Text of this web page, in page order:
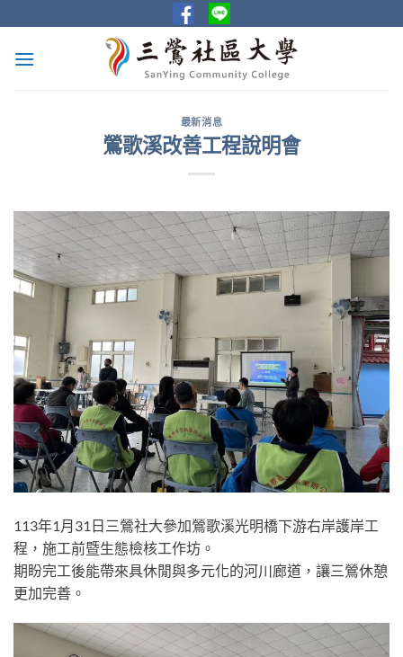
to
content
最新消息
鶯歌溪改善工程說明會
113年1月31日三鶯社大參加鶯歌溪光明橋下游右岸護岸工
程，施工前暨生態檢核工作坊。
期盼完工後能帶來具休閒與多元化的河川廊道，讓三鶯休憩
更加完善。